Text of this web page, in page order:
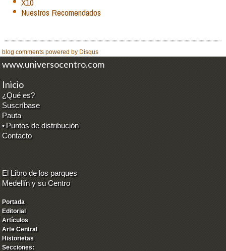
Nuestros Recomendados
blog comments powered by Disqus
www.universocentro.com
Inicio
¿Qué es?
Suscríbase
Pauta
• Puntos de distribución
Contacto
El Libro de los parques
Medellín y su Centro
Portada
Editorial
Artículos
Arte Central
Historietas
Secciones: